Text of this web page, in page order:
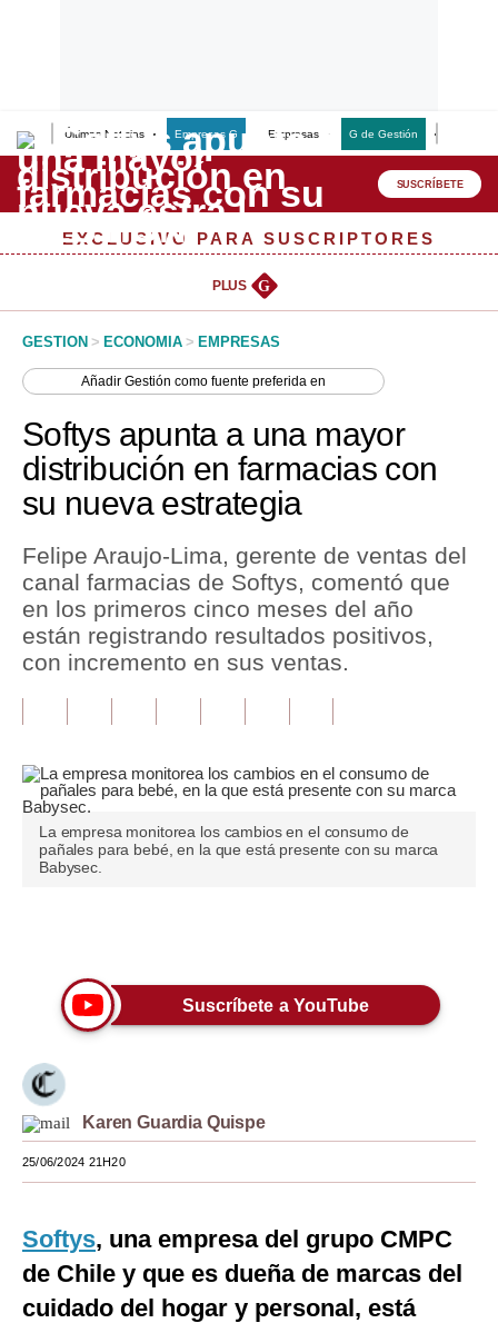
Últimas Noticias Empresas G Empresas G de Gestión
Lo último
Peru Quiosco
Management & Empleo
Perú
Política
Finanzas Personales
Inmobiliarias
Plus G
Pregunta de hoy
Blogs
Viajes
Moda
Estilos
Mundo
EEUU
España
Internacional
SUSCRÍBETE
EXCLUSIVO PARA SUSCRIPTORES
PLUS G
GESTION > ECONOMIA > EMPRESAS
AñadirGestión como fuente preferida en
Softys apunta a una mayor
distribución en farmacias con
su nueva estrategia
Felipe Araujo-Lima, gerente de ventas del
canal farmacias de Softys, comentó que
en los primeros cinco meses del año
están registrando resultados positivos,
con incremento en sus ventas.
La empresa monitorea los cambios en el consumo de
pañales para bebé, en la que está presente con su marca
Babysec.
Suscríbete a YouTube
Karen Guardia Quispe
25/06/2024 21H20
Softys, una empresa del grupo CMPC
de Chile y que es dueña de marcas del
cuidado del hogar y personal, está